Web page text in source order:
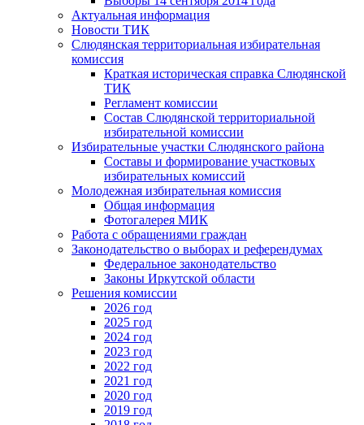
Актуальная информация
Новости ТИК
Слюдянская территориальная избирательная
комиссия
Краткая историческая справка Слюдянской
ТИК
Регламент комиссии
Состав Слюдянской территориальной
избирательной комиссии
Избирательные участки Слюдянского района
Составы и формирование участковых
избирательных комиссий
Молодежная избирательная комиссия
Общая информация
Фотогалерея МИК
Работа с обращениями граждан
Законодательство о выборах и референдумах
Федеральное законодательство
Законы Иркутской области
Решения комиссии
2026 год
2025 год
2024 год
2023 год
2022 год
2021 год
2020 год
2019 год